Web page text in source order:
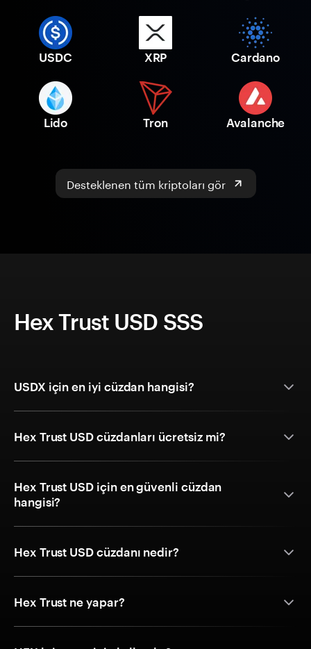
USDC XRP Cardano
Lido Tron Avalanche
Desteklenen tüm kriptoları gör
Hex Trust USD SSS
USDX için en iyi cüzdan hangisi?
Hex Trust USD cüzdanları ücretsiz mi?
Hex Trust USD için en güvenli cüzdan
hangisi?
Hex Trust USD cüzdanı nedir?
Hex Trust ne yapar?